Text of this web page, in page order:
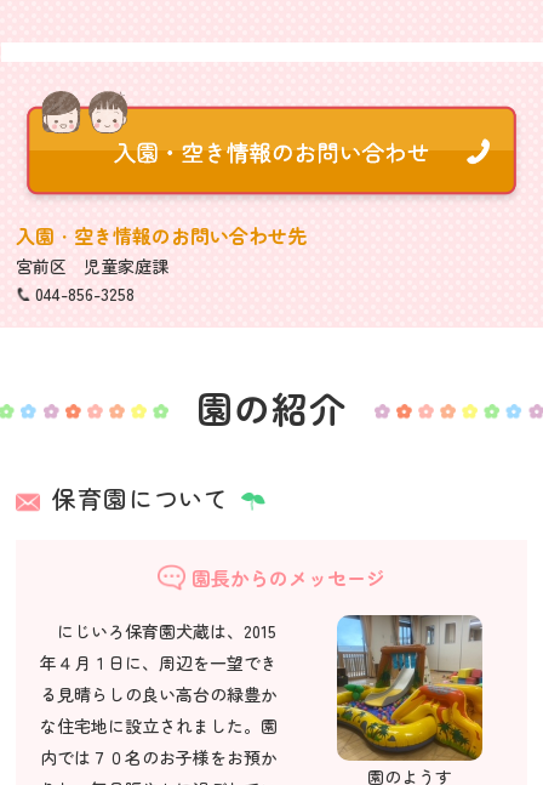
入園・空き情報のお問い合わせ先
宮前区 児童家庭課
044-856-3258
園の紹介
保育園について
園長からのメッセージ
園のようす
にじいろ保育園犬蔵は、2015
年４月１日に、周辺を一望でき
る見晴らしの良い高台の緑豊か
な住宅地に設立されました。園
内では７０名のお子様をお預か